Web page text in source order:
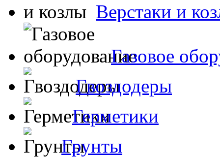
Верстаки и
Газовое
Гвоздодеры
Герметики
Грунты